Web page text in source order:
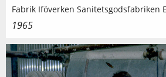
Fabrik Iföverken Sanitetsgodsfabriken
1965